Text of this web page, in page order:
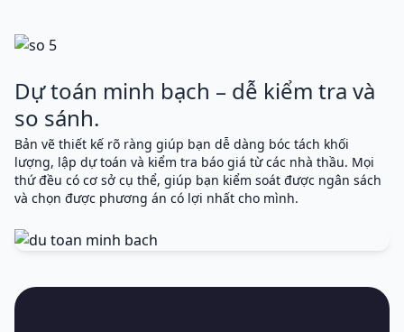
Dự toán minh bạch – dễ kiểm tra và
so sánh.
Bản vẽ thiết kế rõ ràng giúp bạn dễ dàng bóc tách khối
lượng, lập dự toán và kiểm tra báo giá từ các nhà thầu. Mọi
thứ đều có cơ sở cụ thể, giúp bạn kiểm soát được ngân sách
và chọn được phương án có lợi nhất cho mình.